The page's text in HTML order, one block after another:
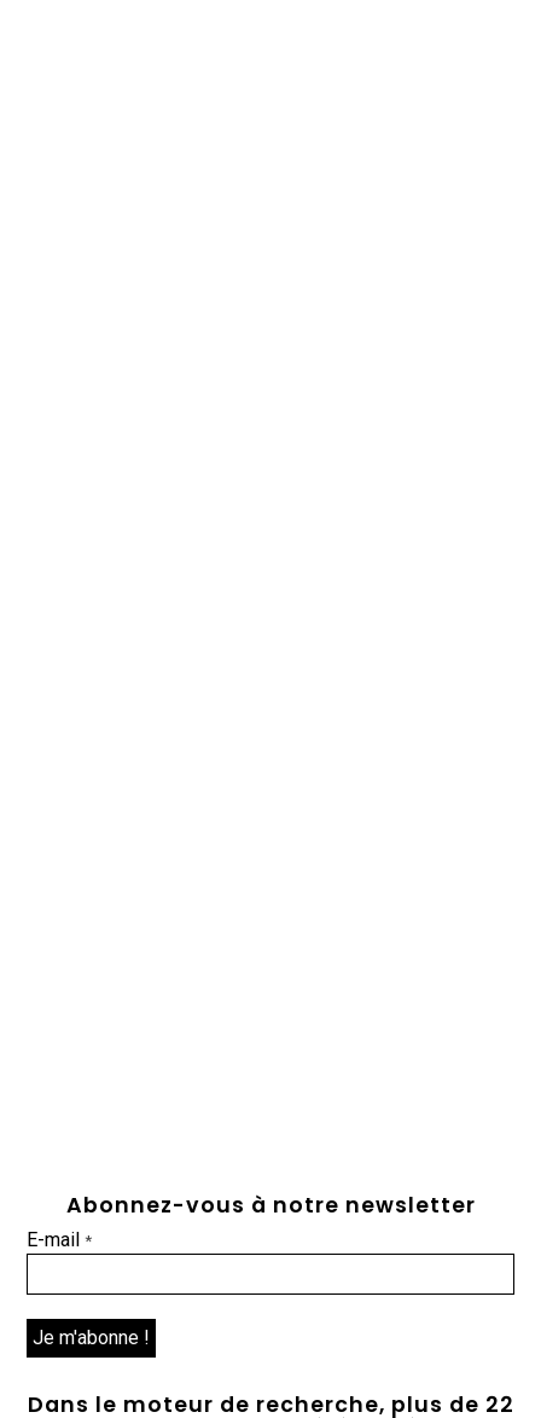
Abonnez-vous à notre newsletter
E-mail*
Dans le moteur de recherche, plus de 22